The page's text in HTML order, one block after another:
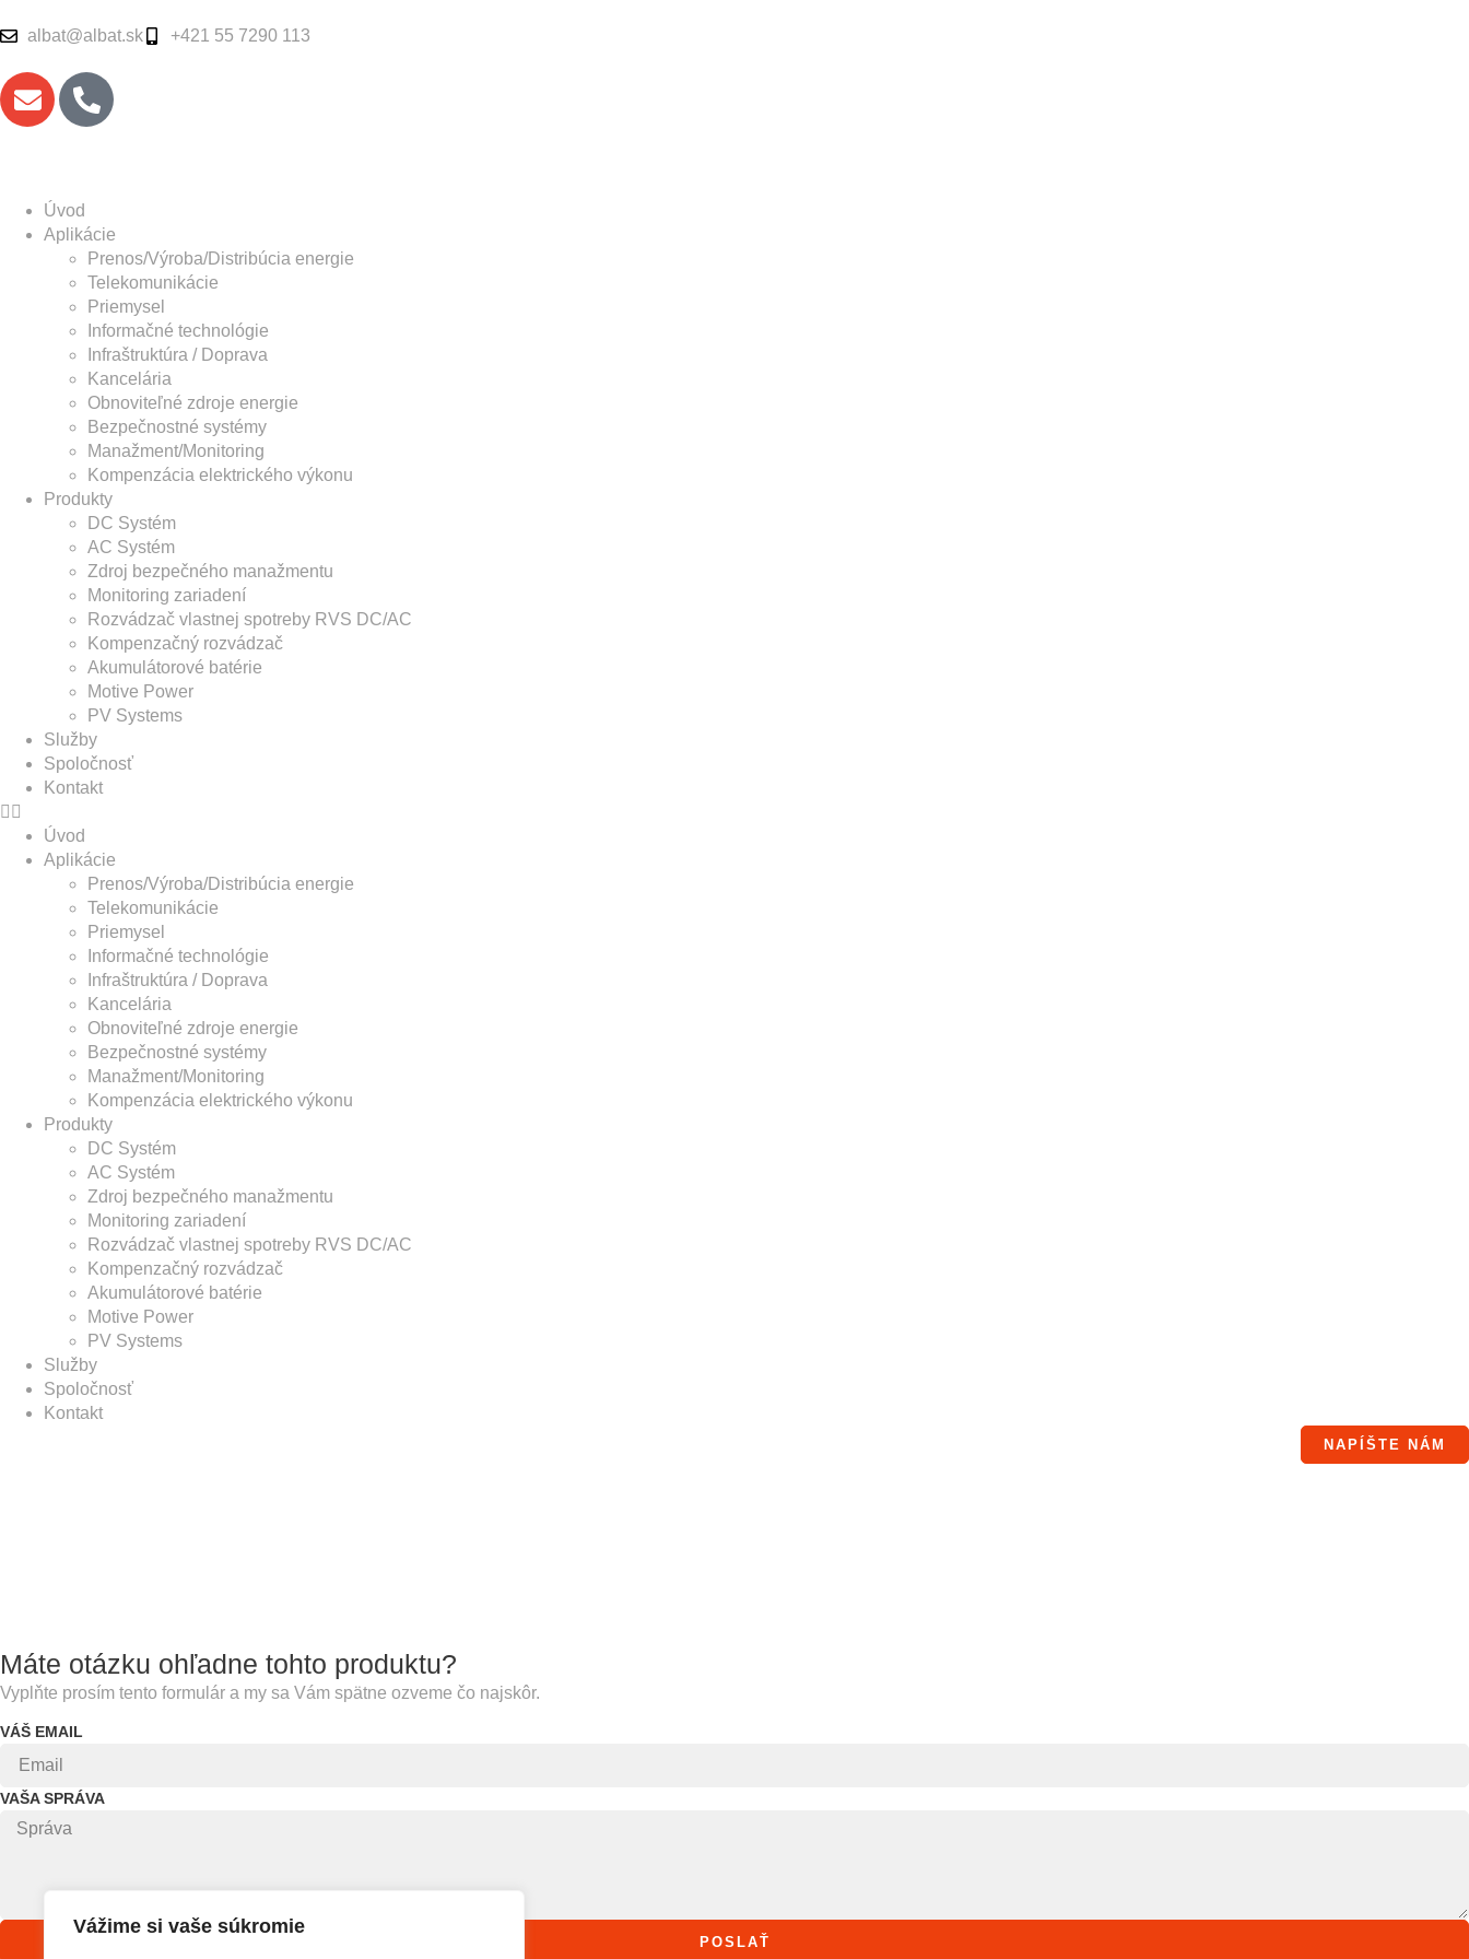
Vážime si vaše súkromie
albat@albat.sk +421 55 7290 113
Úvod
Aplikácie
Prenos/Výroba/Distribúcia energie
Telekomunikácie
Priemysel
Informačné technológie
Infraštruktúra / Doprava
Kancelária
Obnoviteľné zdroje energie
Bezpečnostné systémy
Manažment/Monitoring
Kompenzácia elektrického výkonu
Produkty
DC Systém
AC Systém
Zdroj bezpečného manažmentu
Monitoring zariadení
Rozvádzač vlastnej spotreby RVS DC/AC
Kompenzačný rozvádzač
Akumulátorové batérie
Motive Power
PV Systems
Služby
Spoločnosť
Kontakt
Úvod
Aplikácie
Prenos/Výroba/Distribúcia energie
Telekomunikácie
Priemysel
Informačné technológie
Infraštruktúra / Doprava
Kancelária
Obnoviteľné zdroje energie
Bezpečnostné systémy
Manažment/Monitoring
Kompenzácia elektrického výkonu
Produkty
DC Systém
AC Systém
Zdroj bezpečného manažmentu
Monitoring zariadení
Rozvádzač vlastnej spotreby RVS DC/AC
Kompenzačný rozvádzač
Akumulátorové batérie
Motive Power
PV Systems
Služby
Spoločnosť
Kontakt
NAPÍŠTE NÁM
Máte otázku ohľadne tohto produktu?
Vyplňte prosím tento formulár a my sa Vám spätne ozveme čo najskôr.
VÁŠ EMAIL
VAŠA SPRÁVA
POSLAŤ